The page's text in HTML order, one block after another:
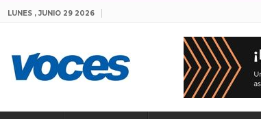
LUNES , JUNIO 29 2026